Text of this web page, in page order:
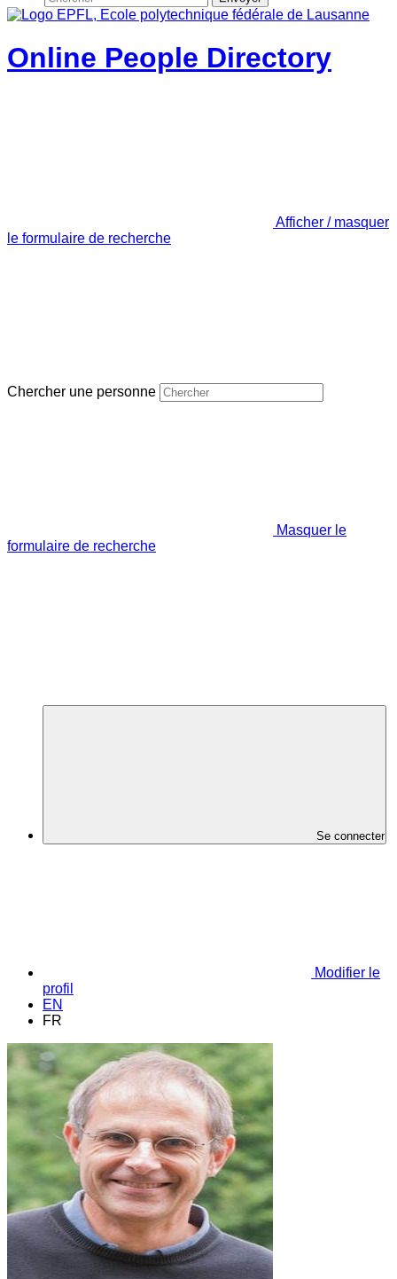
Online People Directory
Afficher / masquer
le formulaire de recherche
Chercher une personne
Masquer le
formulaire de recherche
Se connecter
Modifier le
profil
EN
FR